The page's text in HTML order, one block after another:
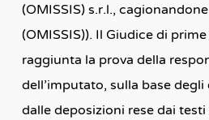
(OMISSIS) s.r.l.,
(OMISSIS)). Il Giudice di
raggiunta la prova della
dell’imputato, sulla base
dalle deposizioni rese dai